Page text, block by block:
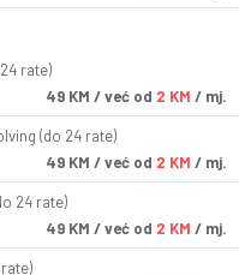
rate)
49 KM / već od 2 KM / mj.
(do 24 rate)
49 KM / već od 2 KM / mj.
24 rate)
49 KM / već od 2 KM / mj.